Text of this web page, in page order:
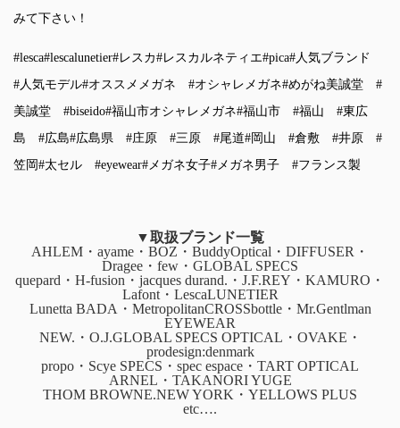
みて下さい！
#lesca#lescalunetier#レスカ#レスカルネティエ#pica#人気ブランド
#人気モデル#オススメメガネ #オシャレメガネ#めがね美誠堂
#
美誠堂
#biseido#福山市オシャレメガネ#福山市 #福山
#東広
島
#広島#広島県 #庄原 #三原 #尾道#岡山 #倉敷 #井原
#
笠岡 #太セル #eyewear#メガネ女子#メガネ男子 #フランス製
▼取扱ブランド一覧
AHLEM・ayame・BOZ・BuddyOptical・DIFFUSER・
Dragee・few・GLOBAL SPECS
quepard・H-fusion・jacques durand.・J.F.REY・KAMURO・
Lafont・LescaLUNETIER
Lunetta BADA・MetropolitanCROSSbottle・Mr.Gentlman
EYEWEAR
NEW.・O.J.GLOBAL SPECS OPTICAL・OVAKE・
prodesign:denmark
propo・Scye SPECS・spec espace・TART OPTICAL
ARNEL・TAKANORI YUGE
THOM BROWNE.NEW YORK・YELLOWS PLUS
etc….